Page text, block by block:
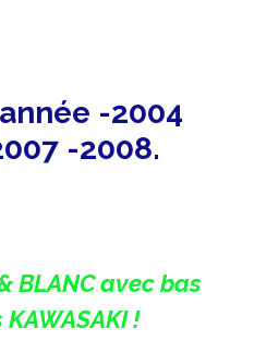
-2004
-2008.
BLANC avec bas
!